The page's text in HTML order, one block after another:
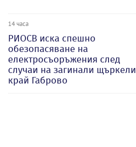
14 часа
РИОСВ иска спешно
обезопасяване на
електросъоръжения след
случаи на загинали щъркели
край Габрово